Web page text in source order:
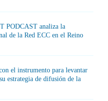
PODCAST analiza la
de la Red ECC en el Reino
el instrumento para levantar
estrategia de difusión de la